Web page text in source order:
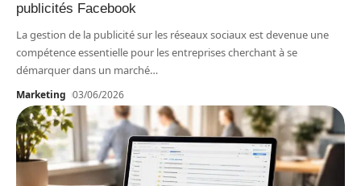
publicités Facebook
La gestion de la publicité sur les réseaux sociaux est devenue une
compétence essentielle pour les entreprises cherchant à se
démarquer dans un marché…
Marketing 03/06/2026